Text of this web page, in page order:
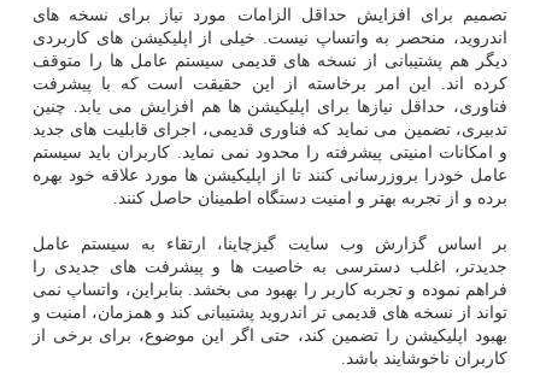
تصمیم برای افزایش حداقل الزامات مورد نیاز برای نسخه های
اندروید، منحصر به واتساپ نیست. خیلی از اپلیکیشن های کاربردی
دیگر هم پشتیبانی از نسخه های قدیمی سیستم عامل ها را متوقف
کرده اند. این امر برخاسته از این حقیقت است که با پیشرفت
فناوری، حداقل نیازها برای اپلیکیشن ها هم افزایش می یابد. چنین
تدبیری، تضمین می نماید که فناوری قدیمی، اجرای قابلیت های جدید
و امکانات امنیتی پیشرفته را محدود نمی نماید. کاربران باید سیستم
عامل خودرا بروزرسانی کنند تا از اپلیکیشن ها مورد علاقه خود بهره
برده و از تجربه بهتر و امنیت دستگاه اطمینان حاصل کنند.
بر اساس گزارش وب سایت گیزچاینا، ارتقاء به سیستم عامل
جدیدتر، اغلب دسترسی به خاصیت ها و پیشرفت های جدیدی را
فراهم نموده و تجربه کاربر را بهبود می بخشد. بنابراین، واتساپ نمی
تواند از نسخه های قدیمی تر اندروید پشتیبانی کند و همزمان، امنیت و
بهبود اپلیکیشن را تضمین کند، حتی اگر این موضوع، برای برخی از
کاربران ناخوشایند باشد.